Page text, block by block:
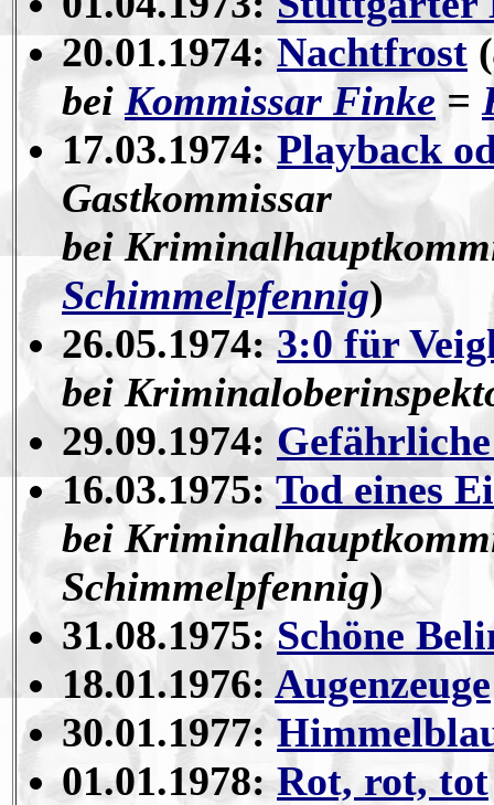
20.01.1974:Nachtfrost (
bei Kommissar Finke =
17.03.1974: Playback
Gastkommissar
bei
Schimmelpfennig)
26.05.1974:3:0 für
bei
29.09.1974:
16.03.1975:Tod eines
bei
Schimmelpfennig)
31.08.1975:Schöne
18.01.1976: Augenzeuge
30.01.1977:
01.01.1978:Rot, rot, tot